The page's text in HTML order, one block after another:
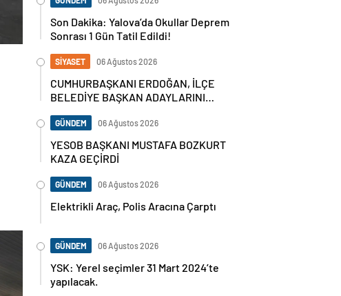
Son Dakika: Yalova’da Okullar Deprem
Sonrası 1 Gün Tatil Edildi!
SİYASET 06 Ağustos 2026
CUMHURBAŞKANI ERDOĞAN, İLÇE
BELEDİYE BAŞKAN ADAYLARINI
GÜNDEM 06 Ağustos 2026
YESOB BAŞKANI MUSTAFA BOZKURT
KAZA GEÇİRDİ
GÜNDEM 06 Ağustos 2026
Elektrikli Araç, Polis Aracına Çarptı
GÜNDEM 06 Ağustos 2026
YSK: Yerel seçimler 31 Mart 2024’te
yapılacak.